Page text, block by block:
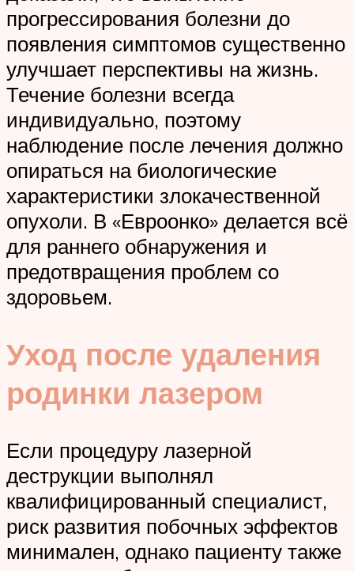
прогрессирования болезни до
появления симптомов существенно
улучшает перспективы на жизнь.
Течение болезни всегда
индивидуально, поэтому
наблюдение после лечения должно
опираться на биологические
характеристики злокачественной
опухоли. В «Евроонко» делается всё
для раннего обнаружения и
предотвращения проблем со
здоровьем.
Уход после удаления
родинки лазером
Если процедуру лазерной
деструкции вы­полнял
квалифицированный специалист,
риск развития побочных эффектов
ми­ни­ма­лен, однако пациенту также